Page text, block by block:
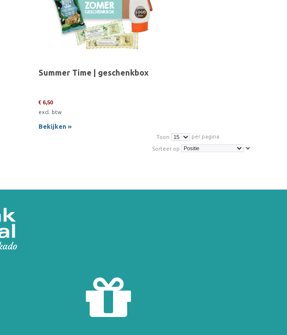
Summer Time | geschenkbox
€ 6,50
excl. btw
Bekijken »
Toon per pagina
Sorteer op